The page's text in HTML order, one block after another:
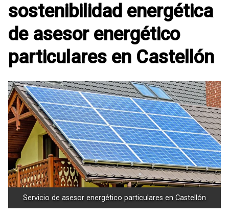
sostenibilidad energética
de asesor energético
particulares en Castellón
Servicio de asesor energético particulares en Castellón